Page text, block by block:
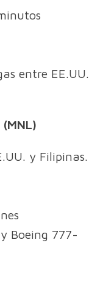
entre EE.UU.
y Filipinas.
Boeing 777-